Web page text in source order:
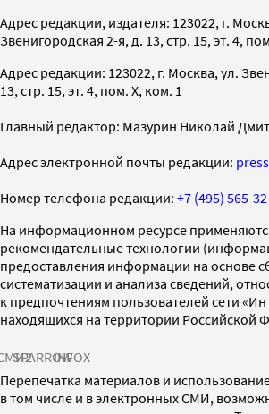
Адрес редакции, издателя: 123022, г.
Звенигородская 2-я, д. 13, стр. 15, эт. 4,
Адрес редакции: 123022, г. Москва, ул.
13, стр. 15, эт. 4, пом. X, ком. 1
Главный редактор: Мазурин Николай
Адрес электронной почты редакции:
Номер телефона редакции: +7 (495) 565-
На информационном ресурсе
рекомендательные технологии
предоставления информации на основе
систематизации и анализа сведений,
к предпочтениям пользователей сети
находящихся на территории Российской
SPARROWINFOX
Перепечатка материалов и
в том числе и в электронных СМИ,